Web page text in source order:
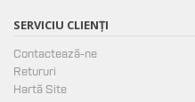
SERVICIU CLIENȚI
Contactează-ne
Retururi
Hartă Site